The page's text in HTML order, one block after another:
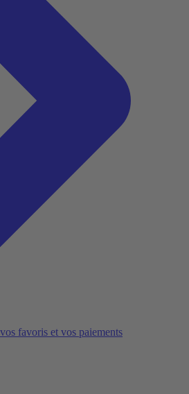
favoris et vos paiements